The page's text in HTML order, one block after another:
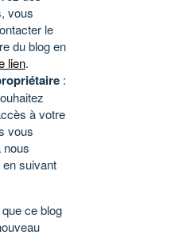
vous
le
du blog en
lien.
:
à votre
vous
nous
suivant
ce blog